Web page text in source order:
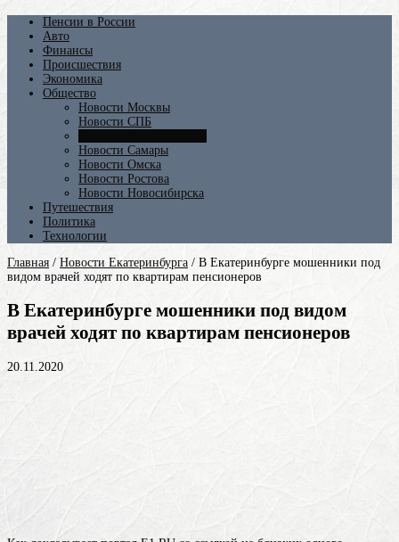
Пенсии в России
Авто
Финансы
Происшествия
Экономика
Общество
Новости Москвы
Новости СПБ
Новости Самары
Новости Омска
Новости Ростова
Новости Новосибирска
Путешествия
Политика
Технологии
Главная / Новости Екатеринбурга / В Екатеринбурге мошенники под
видом врачей ходят по квартирам пенсионеров
В Екатеринбурге мошенники под видом
врачей ходят по квартирам пенсионеров
20.11.2020